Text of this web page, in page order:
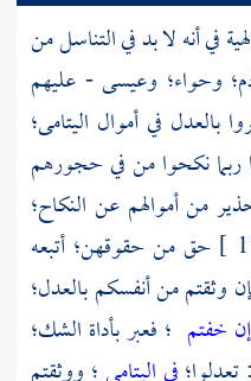
في أنه لا بد في التناسل من
وحواء؛ وعيسى- عليهم
بالعدل في أموال اليتامى؛
ربما نكحوا من في حجورهم
من أموالهم عن النكاح؛
حق من حقوقهن؛ أتبعه
وثقتم من أنفسكم بالعدل؛
خفتم ؛ فعبر بأداة الشك؛